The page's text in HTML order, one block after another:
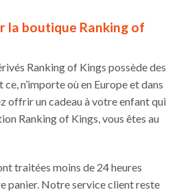
la boutique Ranking of
Ranking of Kings possède des
n’importe où en Europe et dans
offrir un cadeau à votre enfant qui
Ranking of Kings, vous êtes au
traitées moins de 24 heures
panier. Notre service client reste